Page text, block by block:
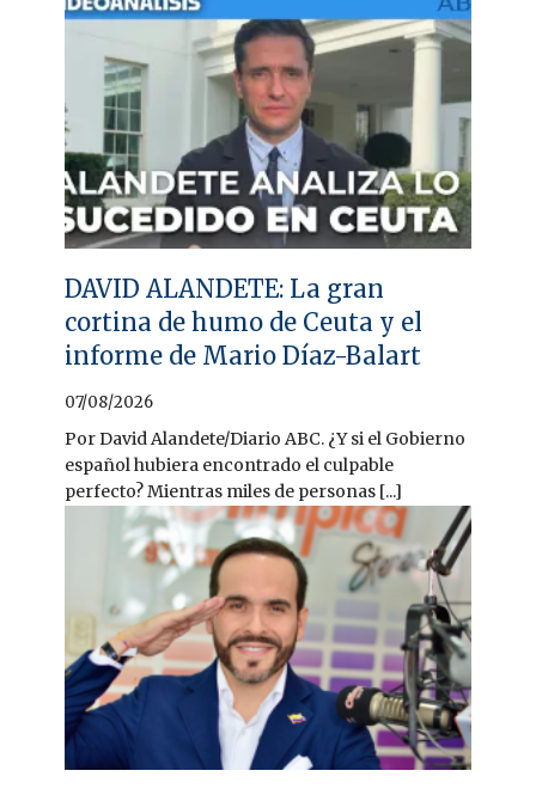
DAVID ALANDETE: La gran
cortina de humo de Ceuta y el
informe de Mario Díaz-Balart
07/08/2026
Por David Alandete/Diario ABC. ¿Y si el Gobierno
español hubiera encontrado el culpable
perfecto? Mientras miles de personas [...]